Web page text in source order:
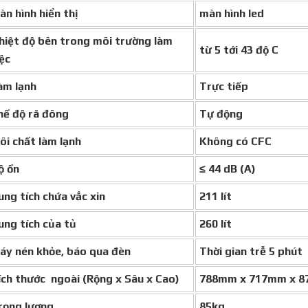
hình hiển thị màn hình led
độ bên trong môi trường làm
từ 5 tới 43 độ C
lạnh Trực tiếp
độ rã đông Tự động
chất làm lạnh Không có CFC
ồn ≤ 44 dB (A)
tích chứa vắc xin 211 lít
tích của tủ 260 lít
nén khỏe, báo qua đèn Thời gian trễ 5 phút
thước ngoài (Rộng x Sâu x Cao) 788mm x 717mm x